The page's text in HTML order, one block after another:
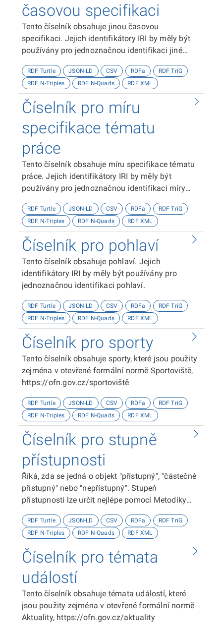
časovou specifikaci
Tento číselník obsahuje jinou časovou
specifikaci. Jejich identifikátory IRI by měly být
používány pro jednoznačnou identifikaci jiné
RDF Turtle JSON-LD CSV RDFa
RDF TriG
RDF N-Triples
RDF N-Quads RDF XML
Číselník pro míru
specifikace tématu
práce
Tento číselník obsahuje míru specifikace tématu
práce. Jejich identifikátory IRI by měly být
používány pro jednoznačnou identifikaci míry
RDF Turtle JSON-LD CSV RDFa
RDF TriG
RDF N-Triples
RDF N-Quads RDF XML
Číselník pro pohlaví
Tento číselník obsahuje pohlaví. Jejich
identifikátory IRI by měly být používány pro
jednoznačnou identifikaci pohlaví.
RDF Turtle JSON-LD CSV RDFa
RDF TriG
RDF N-Triples
RDF N-Quads RDF XML
Číselník pro sporty
Tento číselník obsahuje sporty, které jsou použity
zejména v otevřené formální normě Sportoviště,
https://ofn.gov.cz/sportoviště
RDF Turtle JSON-LD CSV RDFa
RDF TriG
RDF N-Triples
RDF N-Quads RDF XML
Číselník pro stupně
přístupnosti
Říká, zda se jedná o objekt "přístupný", "částečně
přístupný" nebo "nepřístupný". Stupeň
přístupnosti lze určit nejlépe pomocí Metodiky
http://presbariery.cz/cz/mapovani-
barierovosti/metodika.
RDF Turtle JSON-LD CSV RDFa
RDF TriG
RDF N-Triples
RDF N-Quads RDF XML
Číselník pro témata
událostí
Tento číselník obsahuje témata událostí, které
jsou použity zejména v otevřené formální normě
Aktuality, https://ofn.gov.cz/aktuality